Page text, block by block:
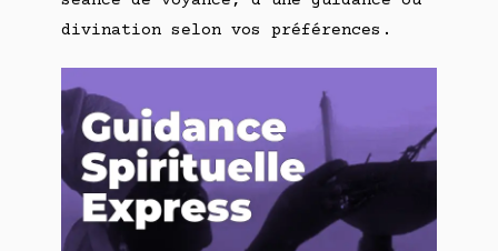
divination selon vos préférences.